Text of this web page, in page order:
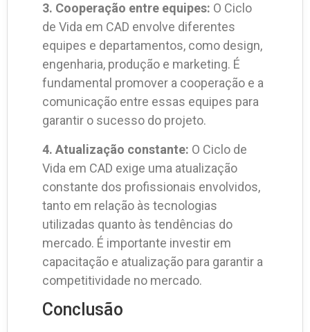
3. Cooperação entre equipes: O Ciclo
de Vida em CAD envolve diferentes
equipes e departamentos, como design,
engenharia, produção e marketing. É
fundamental promover a cooperação e a
comunicação entre essas equipes para
garantir o sucesso do projeto.
4. Atualização constante: O Ciclo de
Vida em CAD exige uma atualização
constante dos profissionais envolvidos,
tanto em relação às tecnologias
utilizadas quanto às tendências do
mercado. É importante investir em
capacitação e atualização para garantir a
competitividade no mercado.
Conclusão